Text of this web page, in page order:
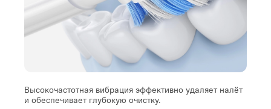
Высокочастотная вибрация эффективно удаляет налёт
и обеспечивает глубокую очистку.